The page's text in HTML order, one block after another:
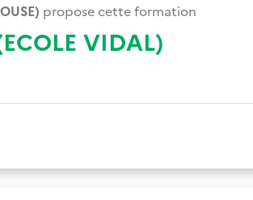
propose cette formation
VIDAL)